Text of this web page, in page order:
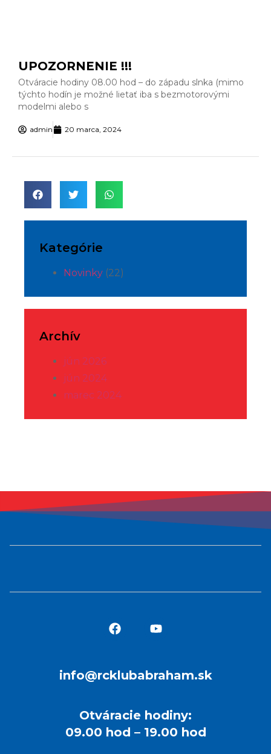
UPOZORNENIE !!!
Otváracie hodiny 08.00 hod – do západu slnka (mimo
týchto hodín je možné lietať iba s bezmotorovými
modelmi alebo s
admin 20 marca, 2024
Kategórie
Novinky (22)
Archív
jún 2026
jún 2024
marec 2024
info@rcklubabraham.sk
Otváracie hodiny:
09.00 hod – 19.00 hod